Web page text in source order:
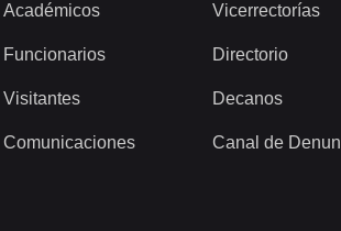
Académicos
Funcionarios
Visitantes
Comunicaciones
Vicerrectorías
Directorio
Decanos
Canal de